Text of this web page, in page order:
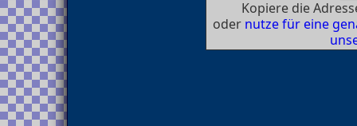
Kopiere die
oder nutze für eine